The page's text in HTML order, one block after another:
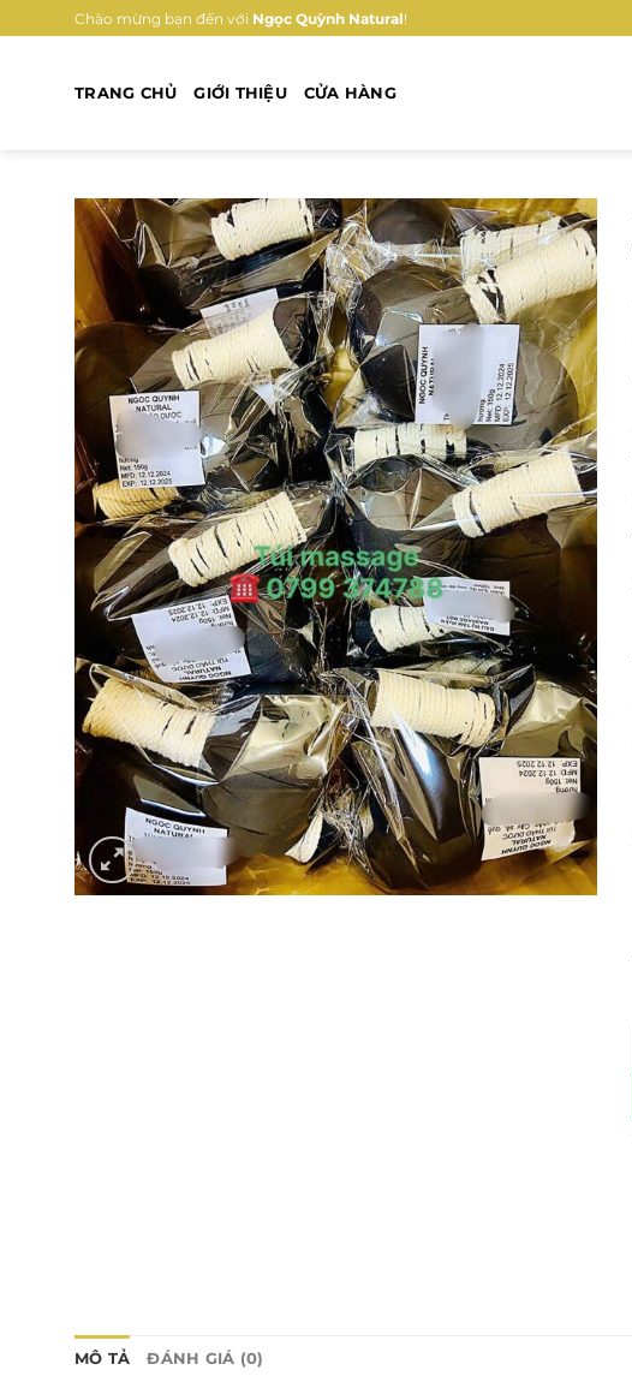
qua
Chào mừng bạn đến với Ngọc Quỳnh Natural!
TRANG CHỦ GIỚI THIỆU CỬA HÀNG
MÔ TẢ ĐÁNH GIÁ (0)